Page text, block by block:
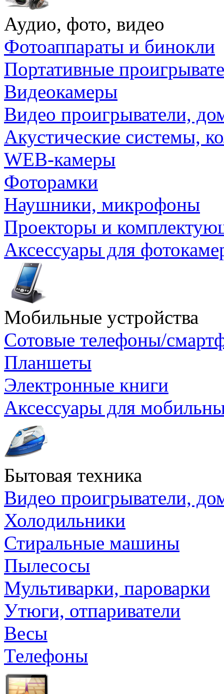
Аудио, фото, видео
Фотоаппараты и бинокли
Портативные
Видеокамеры
Видео проигрыватели,
Акустические системы,
WEB-камеры
Фоторамки
Наушники, микрофоны
Проекторы и
Аксессуары для
Мобильные устройства
Сотовые телефоны/
Планшеты
Электронные книги
Аксессуары для
Бытовая техника
Видео проигрыватели,
Холодильники
Стиральные машины
Пылесосы
Мультиварки, пароварки
Утюги, отпариватели
Весы
Телефоны